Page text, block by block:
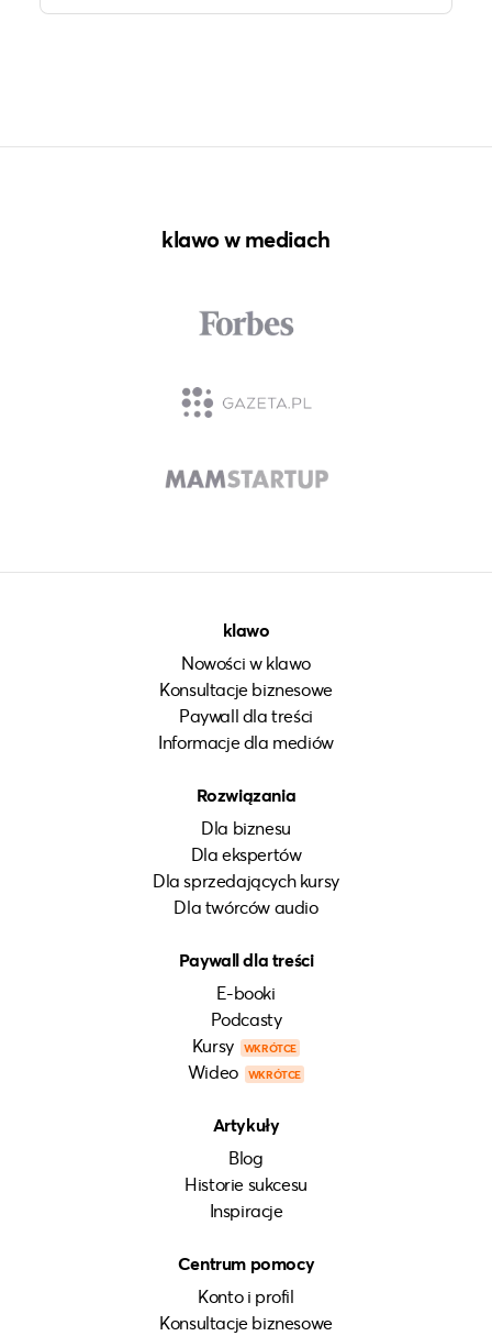
klawo w mediach
klawo
Nowości w klawo
Konsultacje biznesowe
Paywall dla treści
Informacje dla mediów
Rozwiązania
Dla biznesu
Dla ekspertów
Dla sprzedających kursy
Dla twórców audio
Paywall dla treści
E-booki
Podcasty
Kursy
WKRÓTCE
Wideo WKRÓTCE
Artykuły
Blog
Historie sukcesu
Inspiracje
Centrum pomocy
Konto i profil
Konsultacje biznesowe